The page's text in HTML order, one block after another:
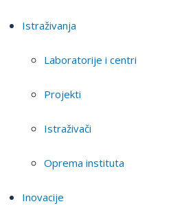
Istraživanja
Laboratorije i centri
Projekti
Istraživači
Oprema instituta
Inovacije